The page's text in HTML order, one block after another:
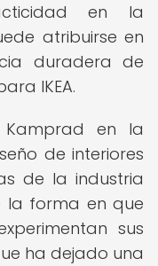
en la
atribuirse en
duradera de
IKEA.
en la
de interiores
de la industria
la forma en que
sus
ha dejado una